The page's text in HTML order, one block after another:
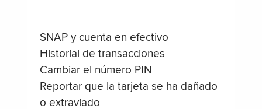
SNAP y cuenta en efectivo
Historial de transacciones
Cambiar el número PIN
Reportar que la tarjeta se ha dañado
o extraviado